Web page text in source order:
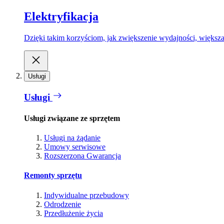
Elektryfikacja
Dzięki takim korzyściom, jak zwiększenie wydajności,
Usługi
Usługi
Usługi związane ze sprzętem
Usługi na żądanie
Umowy serwisowe
Rozszerzona Gwarancja
Remonty sprzętu
Indywidualne przebudowy
Odrodzenie
Przedłużenie życia